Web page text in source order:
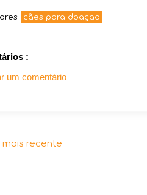
cães para doaçao
:
um comentário
mais recente